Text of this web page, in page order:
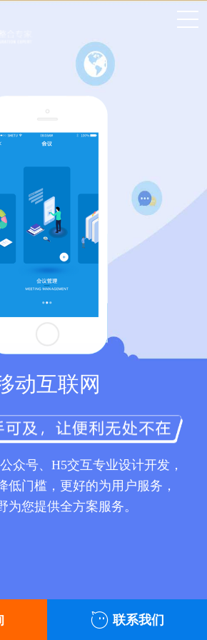
动互联网
众号、H5交互专业设计开发，
低门槛，更好的为用户服务，
为您提供全方案服务。
联系我们